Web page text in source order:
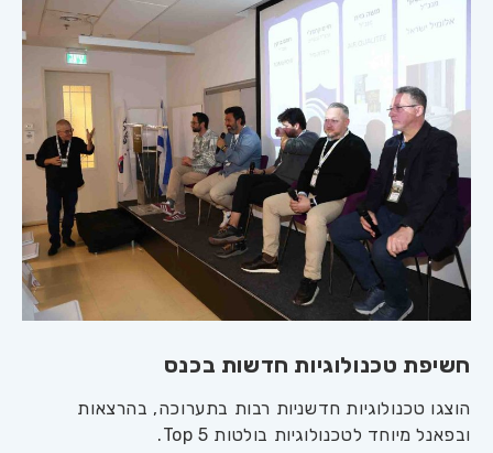
חשיפת טכנולוגיות חדשות בכנס
הוצגו טכנולוגיות חדשניות רבות בתערוכה, בהרצאות
ובפאנל מיוחד לטכנולוגיות בולטות Top 5
.